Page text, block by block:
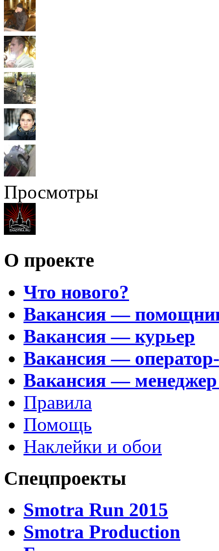
Просмотры
О проекте
Что нового?
Вакансия —
Вакансия — курьер
Вакансия —
Вакансия —
Правила
Помощь
Наклейки и обои
Спецпроекты
Smotra Run 2015
Smotra Production